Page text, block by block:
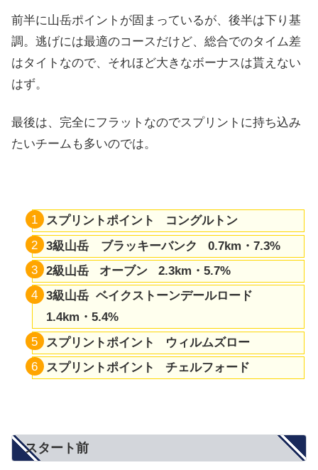
前半に山岳ポイントが固まっているが、後半は下り基
調。逃げには最適のコースだけど、総合でのタイム差
はタイトなので、それほど大きなボーナスは貰えない
はず。
最後は、完全にフラットなのでスプリントに持ち込み
たいチームも多いのでは。
スプリントポイント コングルトン
3級山岳 ブラッキーバンク 0.7km・7.3%
2級山岳 オーブン 2.3km・5.7%
3級山岳 ベイクストーンデールロード
1.4km・5.4%
スプリントポイント ウィルムズロー
スプリントポイント チェルフォード
スタート前